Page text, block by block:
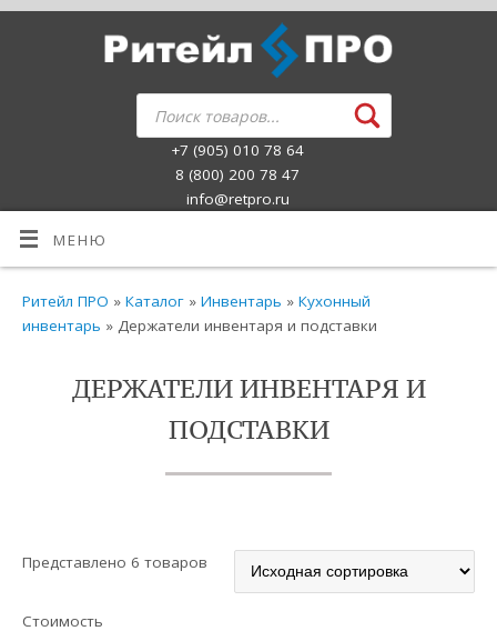
+7 (905) 010 78 64
8 (800) 200 78 47
info@retpro.ru
МЕНЮ
Ритейл ПРО »Каталог »Инвентарь »Кухонный
инвентарь » Держатели инвентаря и подставки
ДЕРЖАТЕЛИ ИНВЕНТАРЯ И
ПОДСТАВКИ
Представлено 6 товаров
Стоимость